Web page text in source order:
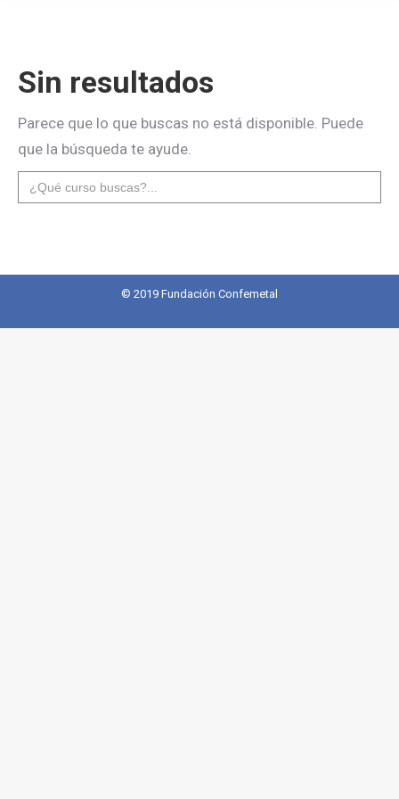
Sin resultados
Parece que lo que buscas no está disponible. Puede
que la búsqueda te ayude.
Buscar:
© 2019 Fundación Confemetal